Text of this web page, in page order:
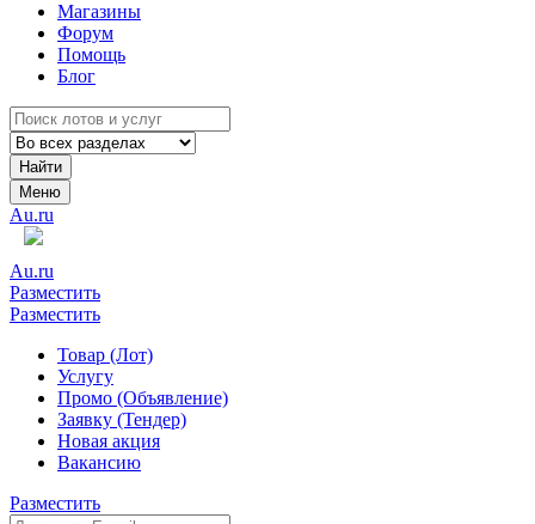
Магазины
Форум
Помощь
Блог
Найти
Меню
Au.ru
Au.ru
Разместить
Разместить
Товар (Лот)
Услугу
Промо (Объявление)
Заявку (Тендер)
Новая акция
Вакансию
Разместить